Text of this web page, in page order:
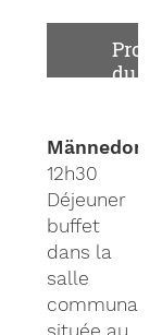
du
Männedorf
12h30
Déjeuner
buffet
dans la
salle
communale